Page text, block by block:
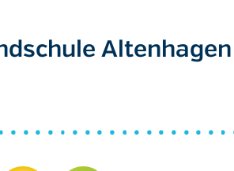
Altenhagen